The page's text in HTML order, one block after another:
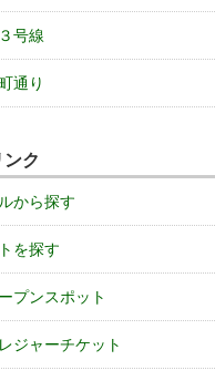
号線
通り
ク
から探す
を探す
プンスポット
ジャーチケット